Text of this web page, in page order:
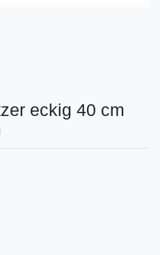
eckig 40 cm